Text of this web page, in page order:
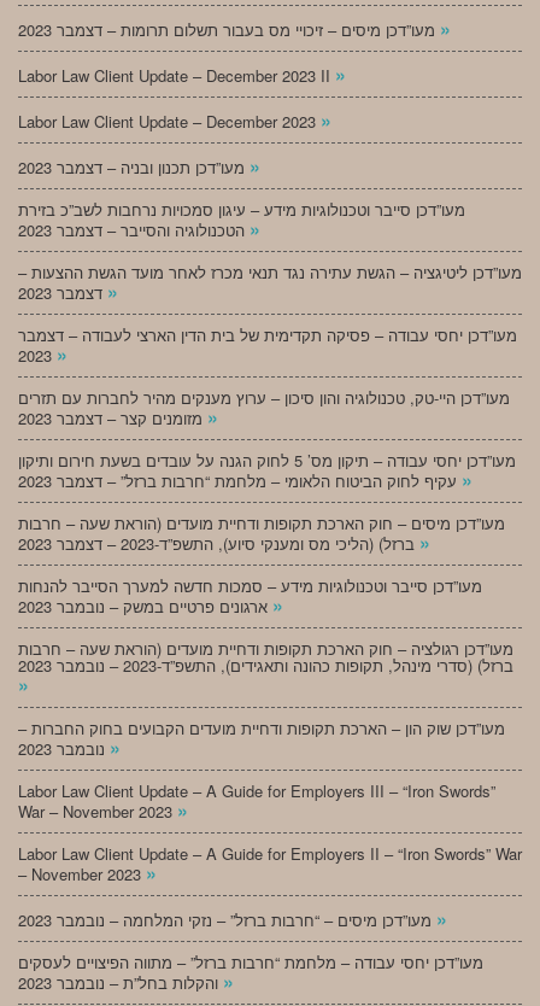
»
Labor Law Client Update – December 2023 II »
Labor Law Client Update – December 2023 »
»
מעו”דכן סייבר וטכנולוגיות מידע – עיגון סמכויות נרחבות לשב”כ בזירת
»
מעו”דכן ליטיגציה – הגשת עתירה נגד תנאי מכרז לאחר מועד הגשת ההצעות –
»
מעו”דכן יחסי עבודה – פסיקה תקדימית של בית הדין הארצי לעבודה – דצמבר
»
מעו”דכן היי-טק, טכנולוגיה והון סיכון – ערוץ מענקים מהיר לחברות עם תזרים
»
מעו”דכן יחסי עבודה – תיקון מס’ 5 לחוק הגנה על עובדים בשעת חירום ותיקון
»
מעו”דכן מיסים – חוק הארכת תקופות ודחיית מועדים (הוראת שעה – חרבות
»
מעו”דכן סייבר וטכנולוגיות מידע – סמכות חדשה למערך הסייבר להנחות
»
מעו”דכן רגולציה – חוק הארכת תקופות ודחיית מועדים (הוראת שעה – חרבות
ברזל) (סדרי מינהל, תקופות כהונה ותאגידים), התשפ”ד-2023 – נובמבר 2023
»
מעו”דכן שוק הון – הארכת תקופות ודחיית מועדים הקבועים בחוק החברות –
»
Labor Law Client Update – A Guide for Employers III – “Iron Swords”
War – November 2023 »
Labor Law Client Update – A Guide for Employers II – “Iron Swords” War
– November 2023 »
»
מעו”דכן יחסי עבודה – מלחמת “חרבות ברזל” – מתווה הפיצויים לעסקים
»